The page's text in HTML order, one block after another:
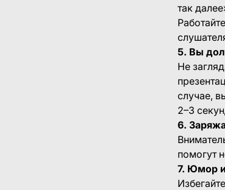
так
5. Вы
Не
случае,
2–3
6.
помогут
7. Юмор